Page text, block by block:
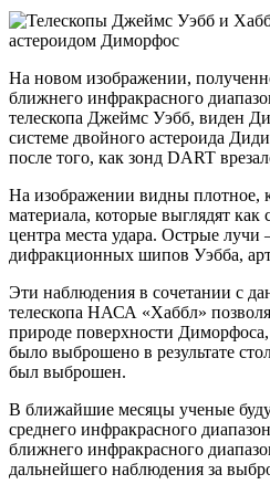
На новом изображении,
ближнего инфракрасного
телескопа Джеймс Уэбб, виден
системе двойного астероида
после того, как зонд DART
На изображении видны плотное,
материала, которые выглядят
центра места удара. Острые
дифракционных шипов Уэбба,
Эти наблюдения в сочетании с
телескопа НАСА «Хаббл»
природе поверхности Диморфоса,
было выброшено в результате
был выброшен.
В ближайшие месяцы ученые
среднего инфракрасного
ближнего инфракрасного
дальнейшего наблюдения за